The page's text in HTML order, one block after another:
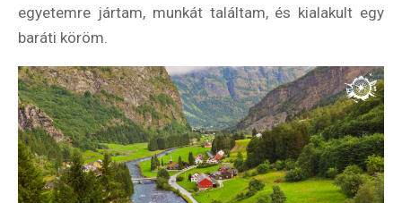
egyetemre jártam, munkát találtam, és kialakult egy
baráti köröm.